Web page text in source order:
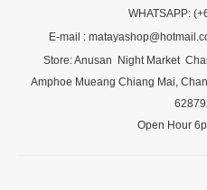
WHATSAPP:
E-mail :
Store: Anusan Night Market
Amphoe Mueang Chiang Mai,
Open Hour